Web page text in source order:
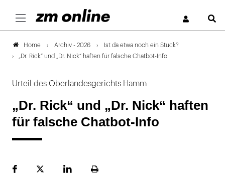
Home Archiv - 2026
Ist da etwa noch ein Stück?
„Dr. Rick“ und „Dr. Nick“ haften für falsche Chatbot-Info
Urteil des Oberlandesgerichts Hamm
„Dr. Rick“ und „Dr. Nick“ haften
für falsche Chatbot-Info
FacebookPlattformLinekdInSeite